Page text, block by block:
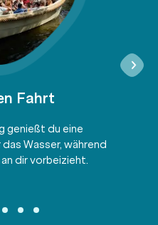
Fahrt
genießt du eine
Wasser, während
dir vorbeizieht.